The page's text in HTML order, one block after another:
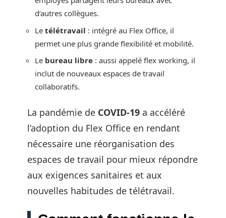
d’autres collègues.
Le télétravail : intégré au Flex Office, il
permet une plus grande flexibilité et mobilité.
Le bureau libre : aussi appelé flex working, il
inclut de nouveaux espaces de travail
collaboratifs.
La pandémie de COVID-19 a accéléré
l’adoption du Flex Office en rendant
nécessaire une réorganisation des
espaces de travail pour mieux répondre
aux exigences sanitaires et aux
nouvelles habitudes de télétravail.